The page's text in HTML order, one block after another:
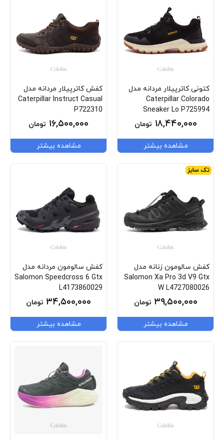
کتونی کاترپیلار مردانه مدل
Caterpillar Colorado
Sneaker Lo P725994
۱۸,۴۴۰,۰۰۰ تومان
مشاهده بیشتر
کفش کاترپیلار مردانه مدل
Caterpillar Instruct Casual
P722310
۱۶,۵۰۰,۰۰۰ تومان
مشاهده بیشتر
تک سایز
کفش سالومون زنانه مدل
Salomon Xa Pro 3d V9 Gtx
W L4727080026
۳۹,۵۰۰,۰۰۰ تومان
مشاهده بیشتر
کفش سالومون مردانه مدل
Salomon Speedcross 6 Gtx
L4173860029
۳۴,۵۰۰,۰۰۰ تومان
مشاهده بیشتر